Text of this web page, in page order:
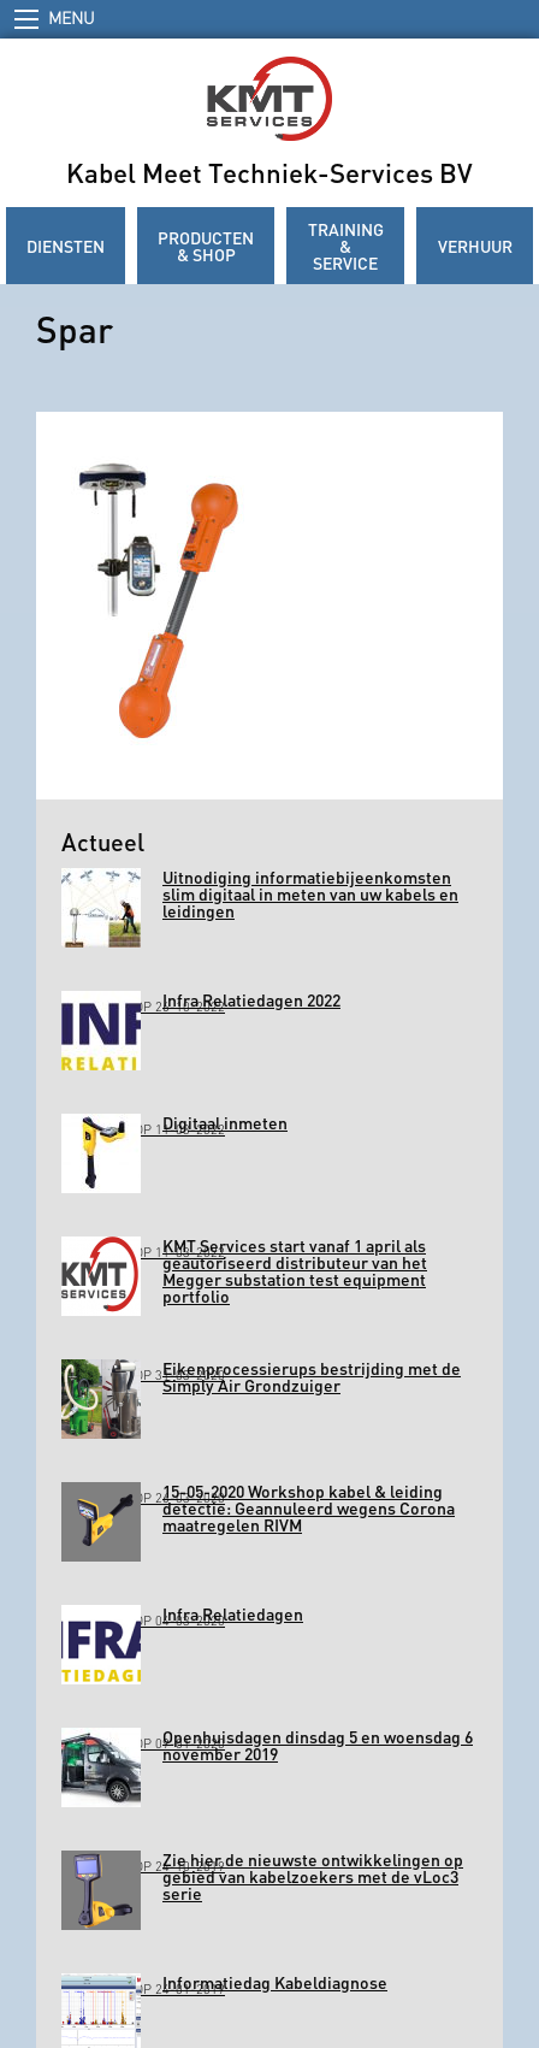
MENU
Kabel Meet Techniek-Services BV
DIENSTEN PRODUCTEN
& SHOP
TRAINING
&
SERVICE
VERHUUR
Spar
Actueel
Uitnodiging informatiebijeenkomsten
slim digitaal in meten van uw kabels en
leidingen
GEPLAATST OP 26-10-2022Infra Relatiedagen 2022
GEPLAATST OP 11-03-2022Digitaal inmeten
GEPLAATST OP 11-03-2022KMT Services start vanaf 1 april als
geautoriseerd distributeur van het
Megger substation test equipment
portfolio
GEPLAATST OP 31-03-2020Eikenprocessierups bestrijding met de
Simply Air Grondzuiger
GEPLAATST OP 26-03-202015-05-2020 Workshop kabel & leiding
detectie: Geannuleerd wegens Corona
maatregelen RIVM
GEPLAATST OP 04-03-2020Infra Relatiedagen
GEPLAATST OP 09-01-2020Openhuisdagen dinsdag 5 en woensdag 6
november 2019
GEPLAATST OP 24-10-2019Zie hier de nieuwste ontwikkelingen op
gebied van kabelzoekers met de vLoc3
serie
GEPLAATST OP 24-01-2019Informatiedag Kabeldiagnose